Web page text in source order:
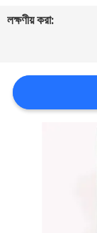
খবর
উদ্ধৃতি
অনুরোধ
লক্ষণীয় করা: